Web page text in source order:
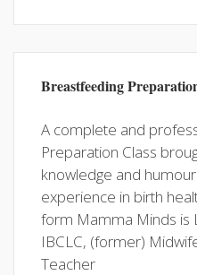
Breastfeeding
A complete and
Preparation Class
knowledge and
experience in birth
form Mamma Minds is
IBCLC, (former)
Teacher